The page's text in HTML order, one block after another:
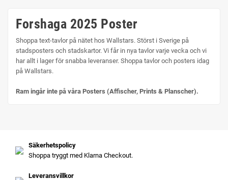
Forshaga 2025 Poster
Shoppa text-tavlor på nätet hos Wallstars. Störst i Sverige på
stadsposters och stadskartor. Vi får in nya tavlor varje vecka och vi
har allt i lager för snabba leveranser. Shoppa tavlor och posters idag
på Wallstars.
Ram ingår inte på våra Posters (Affischer, Prints & Planscher).
Säkerhetspolicy
Shoppa tryggt med Klarna Checkout.
Leveransvillkor